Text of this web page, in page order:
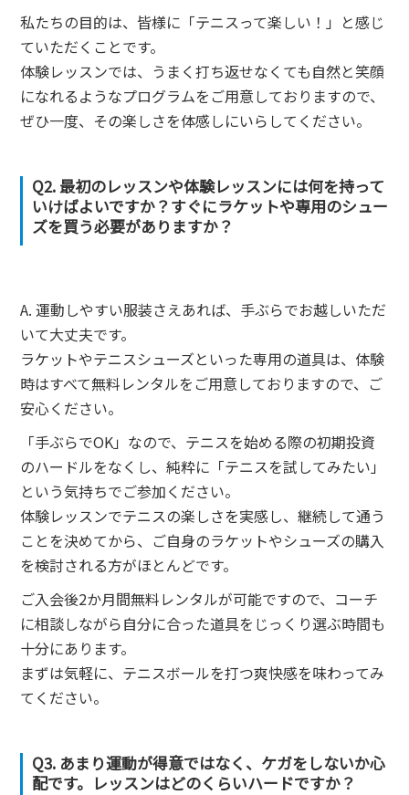
私たちの目的は、皆様に「テニスって楽しい！」と感じ
ていただくことです。
体験レッスンでは、うまく打ち返せなくても自然と笑顔
になれるようなプログラムをご用意しておりますので、
ぜひ一度、その楽しさを体感しにいらしてください。
Q2. 最初のレッスンや体験レッスンには何を持って
いけばよいですか？すぐにラケットや専用のシュー
ズを買う必要がありますか？
A. 運動しやすい服装さえあれば、手ぶらでお越しいただ
いて大丈夫です。
ラケットやテニスシューズといった専用の道具は、体験
時はすべて無料レンタルをご用意しておりますので、ご
安心ください。
「手ぶらでOK」なので、テニスを始める際の初期投資
のハードルをなくし、純粋に「テニスを試してみたい」
という気持ちでご参加ください。
体験レッスンでテニスの楽しさを実感し、継続して通う
ことを決めてから、ご自身のラケットやシューズの購入
を検討される方がほとんどです。
ご入会後2か月間無料レンタルが可能ですので、コーチ
に相談しながら自分に合った道具をじっくり選ぶ時間も
十分にあります。
まずは気軽に、テニスボールを打つ爽快感を味わってみ
てください。
Q3. あまり運動が得意ではなく、ケガをしないか心
配です。レッスンはどのくらいハードですか？